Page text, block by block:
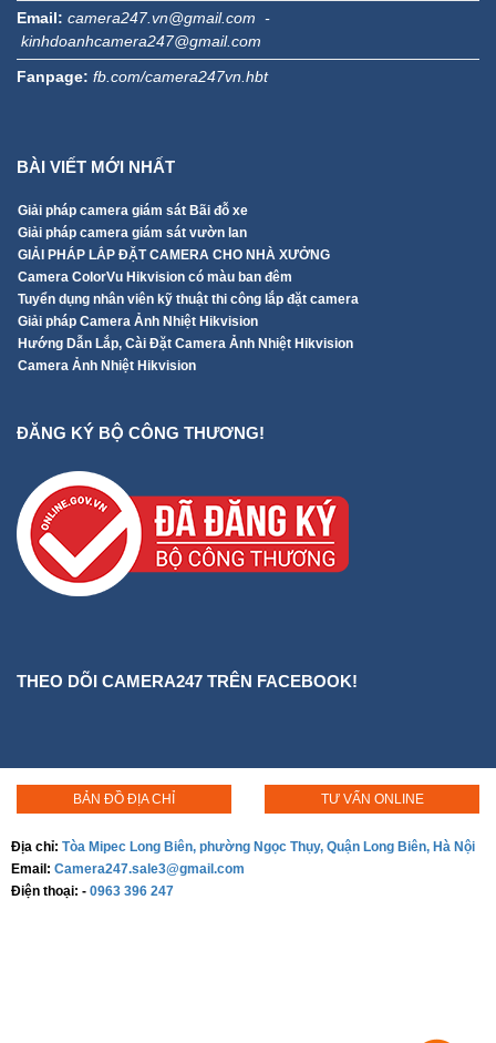
Email: camera247.vn@gmail.com -
kinhdoanhcamera247@gmail.com
Fanpage: fb.com/camera247vn.hbt
BÀI VIẾT MỚI NHẤT
Giải pháp camera giám sát Bãi đỗ xe
Giải pháp camera giám sát vườn lan
GIẢI PHÁP LẮP ĐẶT CAMERA CHO NHÀ XƯỞNG
Camera ColorVu Hikvision có màu ban đêm
Tuyển dụng nhân viên kỹ thuật thi công lắp đặt camera
Giải pháp Camera Ảnh Nhiệt Hikvision
Hướng Dẫn Lắp, Cài Đặt Camera Ảnh Nhiệt Hikvision
Camera Ảnh Nhiệt Hikvision
ĐĂNG KÝ BỘ CÔNG THƯƠNG!
THEO DÕI CAMERA247 TRÊN FACEBOOK!
BẢN ĐỒ ĐỊA CHỈ TƯ VẤN ONLINE
Địa chỉ: Tòa Mipec Long Biên, phường Ngọc Thụy, Quận Long Biên, Hà Nội
Email: Camera247.sale3@gmail.com
Điện thoại: - 0963 396 247